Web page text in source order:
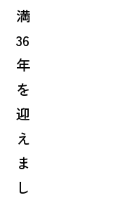
満
36
年
を
迎
え
ま
し